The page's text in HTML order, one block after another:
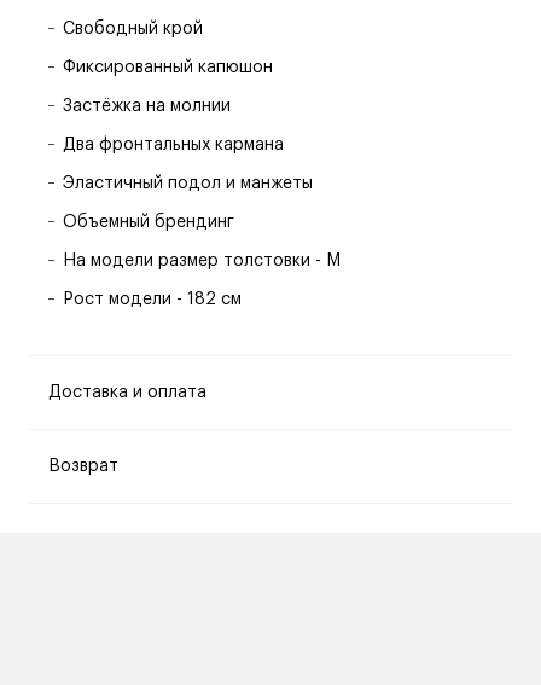
Свободный крой
Фиксированный капюшон
Застёжка на молнии
Два фронтальных кармана
Эластичный подол и манжеты
Объемный брендинг
На модели размер толстовки - M
Рост модели - 182 см
Доставка и оплата
Возврат